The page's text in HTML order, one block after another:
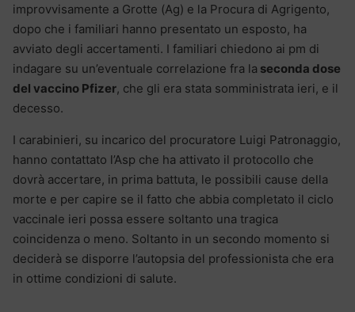
improvvisamente a Grotte (Ag) e la Procura di Agrigento,
dopo che i familiari hanno presentato un esposto, ha
avviato degli accertamenti. I familiari chiedono ai pm di
indagare su un’eventuale correlazione fra la seconda dose
del vaccino Pfizer, che gli era stata somministrata ieri, e il
decesso.
I carabinieri, su incarico del procuratore Luigi Patronaggio,
hanno contattato l’Asp che ha attivato il protocollo che
dovrà accertare, in prima battuta, le possibili cause della
morte e per capire se il fatto che abbia completato il ciclo
vaccinale ieri possa essere soltanto una tragica
coincidenza o meno. Soltanto in un secondo momento si
deciderà se disporre l’autopsia del professionista che era
in ottime condizioni di salute.